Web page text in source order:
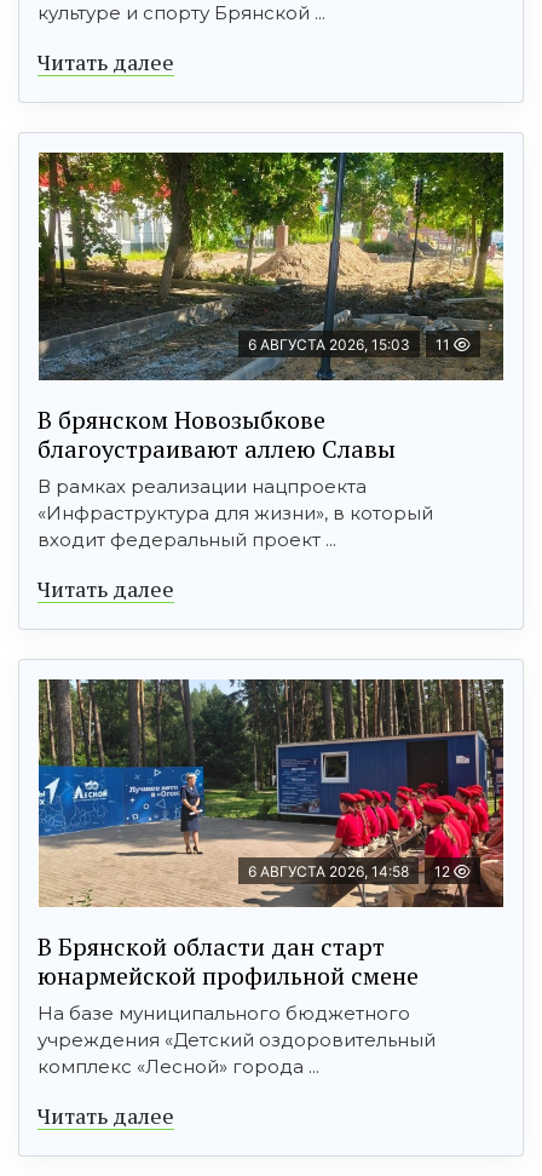
культуре и спорту Брянской ...
Читать далее
6 АВГУСТА 2026, 15:03 11
В брянском Новозыбкове
благоустраивают аллею Славы
В рамках реализации нацпроекта
«Инфраструктура для жизни», в который
входит федеральный проект ...
Читать далее
6 АВГУСТА 2026, 14:58 12
В Брянской области дан старт
юнармейской профильной смене
На базе муниципального бюджетного
учреждения «Детский оздоровительный
комплекс «Лесной» города ...
Читать далее